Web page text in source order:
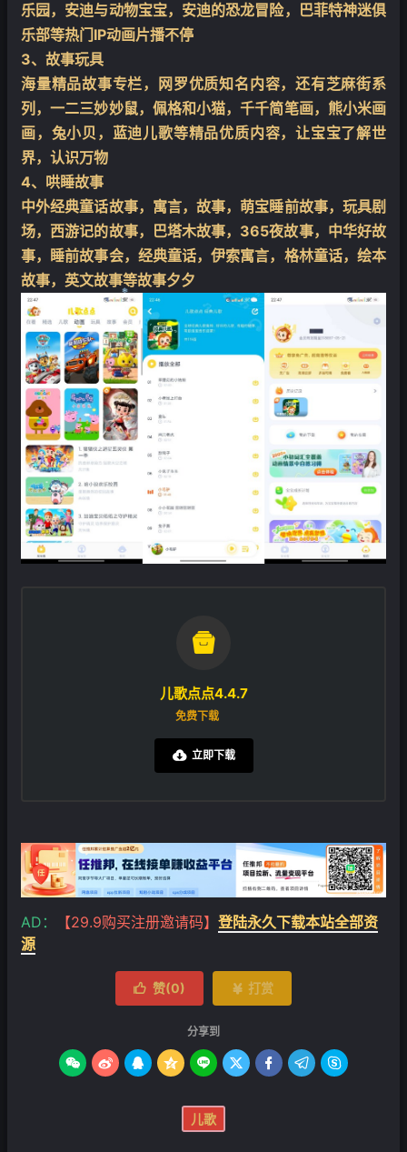
乐园，安迪与动物宝宝，安迪的恐龙冒险，巴菲特神迷俱
乐部等热门IP动画片播不停
3、故事玩具
海量精品故事专栏，网罗优质知名内容，还有芝麻街系
列，一二三妙妙鼠，佩格和小猫，千千简笔画，熊小米画
画，兔小贝，蓝迪儿歌等精品优质内容，让宝宝了解世
界，认识万物
4、哄睡故事
中外经典童话故事，寓言，故事，萌宝睡前故事，玩具剧
场，西游记的故事，巴塔木故事，365夜故事，中华好故
事，睡前故事会，经典童话，伊索寓言，格林童话，绘本
故事，英文故事等故事夕夕

儿歌点点4.4.7
免费下载
立即下载
AD： 【29.9购买注册邀请码】 登陆永久下载本站全部资
源
 赞(0)  打赏
分享到
        
儿歌
❄